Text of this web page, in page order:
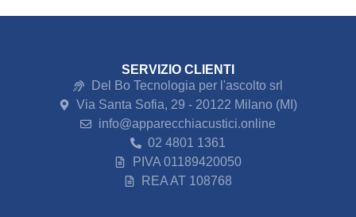
SERVIZIO CLIENTI
Del Bo Tecnologia per l'ascolto srl
Via Santa Sofia, 29 - 20122 Milano (MI)
info@apparecchiacustici.online
02 4801 1361
PIVA 01189420050
REA AT 108768